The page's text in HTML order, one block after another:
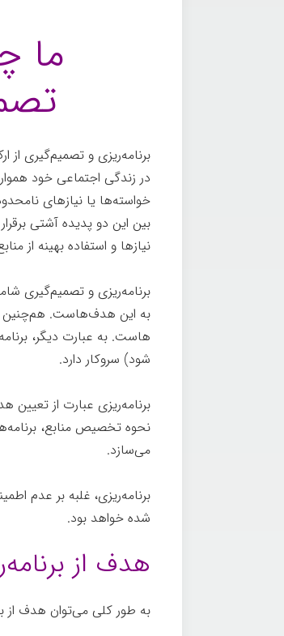
ما
برنامه­‌ریزی و تصمیم‌گیری
در زندگی اجتماعی خود
خواسته­‌ها یا نیازهای
بین این دو پدیده آشتی
نیازها و استفاده بهینه از
برنامه­‌ریزی و تصمیم‌گیری
به این هدف‌هاست. هم‌چنین
هاست. به عبارت دیگر،
شود) سروکار دارد.
برنامه­‌ریزی عبارت از
نحوه تخصیص منابع،
می­‌سازد.
برنامه­‌ریزی، غلبه بر عدم
شده خواهد بود.
هدف از
به طور کلی می­‌توان هدف از